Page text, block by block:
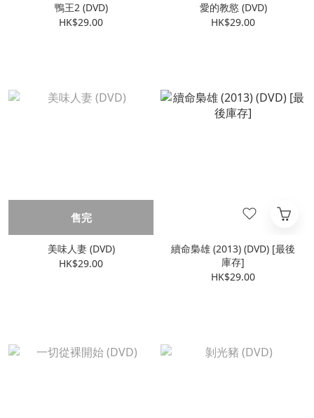
鴨王2 (DVD)
HK$29.00
愛的教慾 (DVD)
HK$29.00
售完
美味人妻 (DVD)
HK$29.00
續命梟雄 (2013) (DVD) [最後
庫存]
HK$29.00